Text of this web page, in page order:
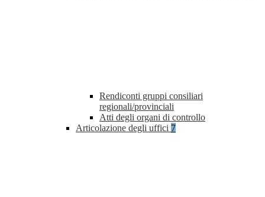
Rendiconti gruppi consiliari
regionali/provinciali
Atti degli organi di controllo
Articolazione degli uffici 7